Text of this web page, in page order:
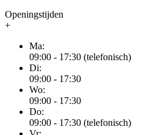
Openingstijden
+
Ma:
09:00 - 17:30 (telefonisch)
Di:
09:00 - 17:30
Wo:
09:00 - 17:30
Do:
09:00 - 17:30 (telefonisch)